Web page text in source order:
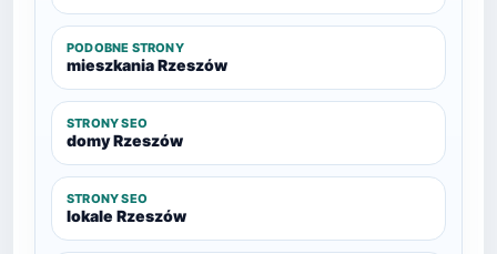
PODOBNE STRONY
mieszkania Rzeszów
STRONY SEO
domy Rzeszów
STRONY SEO
lokale Rzeszów